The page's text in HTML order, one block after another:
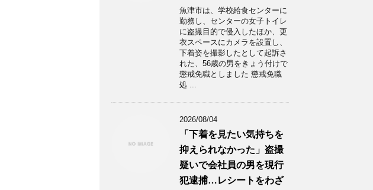
魚津市は、学校給食センターに
勤務し、センターの女子トイレ
に盗撮目的で侵入したほか、更
衣スペースにカメラを設置し、
下着姿を撮影したとして起訴さ
れた、56歳の男をきょう付けで
懲戒免職としました 懲戒免職
処 ...
2026/08/04
「下着を見たい気持ちを
抑えられなかった」盗撮
疑いで会社員の男を現行
犯逮捕…レシートをわざ